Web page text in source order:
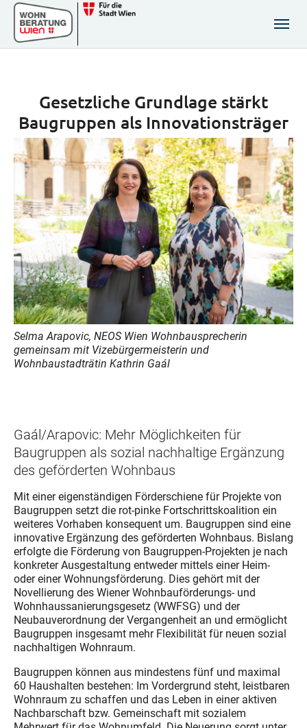
Zum Hauptinhalt springen
Skip to page footer
Gesetzliche Grundlage stärkt
Baugruppen als Innovationsträger
Selma Arapovic, NEOS Wien Wohnbausprecherin
gemeinsam mit Vizebürgermeisterin und
Wohnbaustadträtin Kathrin Gaál
Gaál/Arapovic: Mehr Möglichkeiten für
Baugruppen als sozial nachhaltige Ergänzung
des geförderten Wohnbaus
Mit einer eigenständigen Förderschiene für Projekte von
Baugruppen setzt die rot-pinke Fortschrittskoalition ein
weiteres Vorhaben konsequent um. Baugruppen sind eine
innovative Ergänzung des geförderten Wohnbaus. Bislang
erfolgte die Förderung von Baugruppen-Projekten je nach
konkreter Ausgestaltung entweder mittels einer Heim-
oder einer Wohnungsförderung. Dies gehört mit der
Novellierung des Wiener Wohnbauförderungs- und
Wohnhaussanierungsgesetz (WWFSG) und der
Neubauverordnung der Vergangenheit an und ermöglicht
Baugruppen insgesamt mehr Flexibilität für neuen sozial
nachhaltigen Wohnraum.
Baugruppen können aus mindestens fünf und maximal
60 Haushalten bestehen: Im Vordergrund steht, leistbaren
Wohnraum zu schaffen und das Leben in einer aktiven
Nachbarschaft bzw. Gemeinschaft mit sozialem